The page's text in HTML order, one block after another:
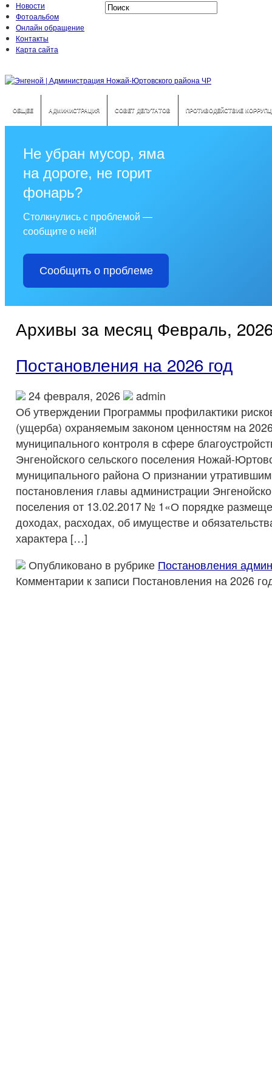
Новости
Фотоальбом
Онлайн обращение
Контакты
Карта сайта
ОБЩЕЕ АДМИНИСТРАЦИЯ СОВЕТ ДЕПУТАТОВ ПРОТИВОДЕЙСТВИЕ
Не убран мусор, яма
на дороге, не горит
фонарь?
Столкнулись с проблемой —
сообщите о ней!
Сообщить о проблеме
Архивы за месяц Февраль,
Постановления на 2026 год
24 февраля, 2026
admin
Об утверждении Программы профилактики
(ущерба) охраняемым законом ценностям на
муниципального контроля в сфере
Энгенойского сельского поселения Ножай-
муниципального района О признании
постановления главы администрации
поселения от 13.02.2017 № 1«О порядке
доходах, расходах, об имуществе и
характера […]
Опубликовано в рубрике Постановления
Комментарии к записи Постановления на 2026